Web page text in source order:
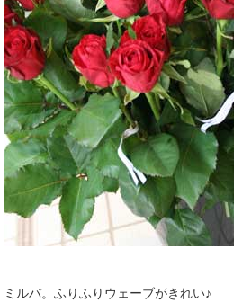
ミルバ。ふりふりウェーブがきれい♪